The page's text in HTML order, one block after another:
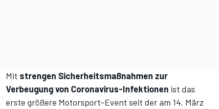
Mit strengen Sicherheitsmaßnahmen zur
Verbeugung von Coronavirus-Infektionen ist das
erste größere Motorsport-Event seit der am 14. März